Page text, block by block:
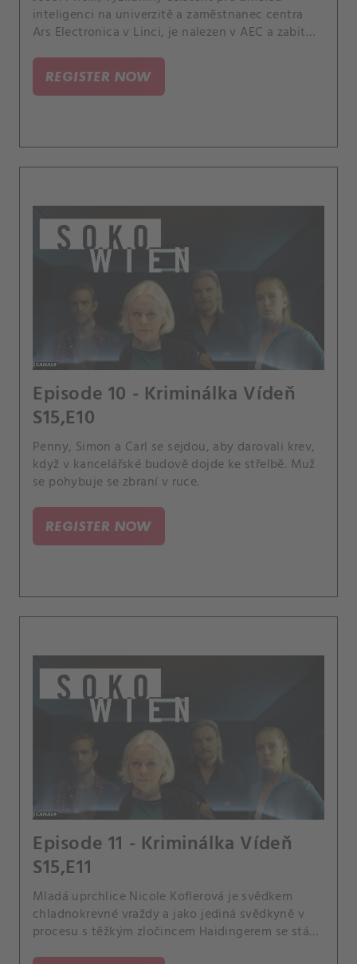
inteligenci na univerzitě a zaměstnanec centra
Ars Electronica v Linci, je nalezen v AEC a zabit
REGISTER NOW
Episode 10 - Kriminálka Vídeň
S15,E10
Penny, Simon a Carl se sejdou, aby darovali krev,
když v kancelářské budově dojde ke střelbě. Muž
se pohybuje se zbraní v ruce.
REGISTER NOW
Episode 11 - Kriminálka Vídeň
S15,E11
Mladá uprchlice Nicole Koflerová je svědkem
chladnokrevné vraždy a jako jediná svědkyně v
procesu s těžkým zločincem Haidingerem se stává